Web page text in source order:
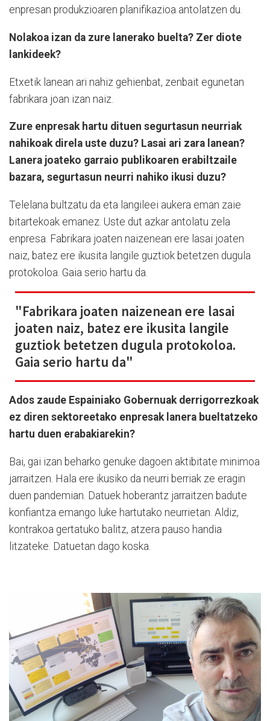
enpresan produkzioaren planifikazioa antolatzen du.
Nolakoa izan da zure lanerako buelta? Zer diote
lankideek?
Etxetik lanean ari nahiz gehienbat, zenbait egunetan
fabrikara joan izan naiz.
Zure enpresak hartu dituen segurtasun neurriak
nahikoak direla uste duzu? Lasai ari zara lanean?
Lanera joateko garraio publikoaren erabiltzaile
bazara, segurtasun neurri nahiko ikusi duzu?
Telelana bultzatu da eta langileei aukera eman zaie
bitartekoak emanez. Uste dut azkar antolatu zela
enpresa. Fabrikara joaten naizenean ere lasai joaten
naiz, batez ere ikusita langile guztiok betetzen dugula
protokoloa. Gaia serio hartu da.
"Fabrikara joaten naizenean ere lasai
joaten naiz, batez ere ikusita langile
guztiok betetzen dugula protokoloa.
Gaia serio hartu da"
Ados zaude Espainiako Gobernuak derrigorrezkoak
ez diren sektoreetako enpresak lanera bueltatzeko
hartu duen erabakiarekin?
Bai, gai izan beharko genuke dagoen aktibitate minimoa
jarraitzen. Hala ere ikusiko da neurri berriak ze eragin
duen pandemian. Datuek hoberantz jarraitzen badute
konfiantza emango luke hartutako neurrietan. Aldiz,
kontrakoa gertatuko balitz, atzera pauso handia
litzateke. Datuetan dago koska.